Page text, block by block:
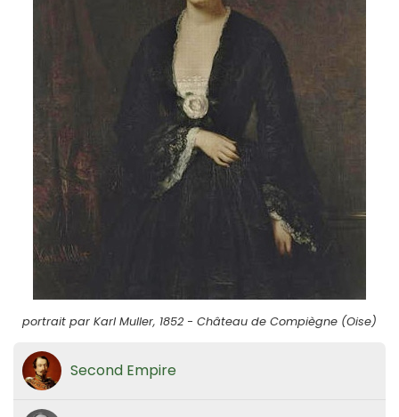
portrait par Karl Muller, 1852 - Château de Compiègne (Oise)
Second Empire